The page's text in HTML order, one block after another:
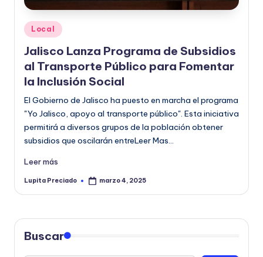
Publicado
en
Local
Jalisco Lanza Programa de Subsidios
al Transporte Público para Fomentar
la Inclusión Social
El Gobierno de Jalisco ha puesto en marcha el programa
"Yo Jalisco, apoyo al transporte público". Esta iniciativa
permitirá a diversos grupos de la población obtener
subsidios que oscilarán entreLeer Mas…
Leer más
Publicado
Lupita Preciado marzo 4, 2025
Buscar